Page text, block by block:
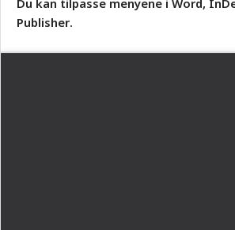
Du kan tilpasse menyene i Word,
Publisher.